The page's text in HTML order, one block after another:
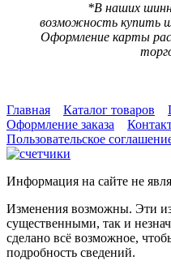
*В наших
возможность купить
Оформление карты
Главная Каталог товаров
Оформление заказа
Пользовательское
Информация на сайте не
Изменения возможны. Эти
существенными, так и
сделано всё возможное,
подробность сведений.